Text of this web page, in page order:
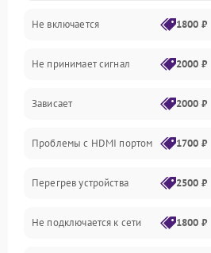
Программное обеспечение
ПО
Оптика
Механические повреждения
Управление
Не включается 1800 ₽
Не принимает сигнал 2000 ₽
Зависает 2000 ₽
Проблемы с HDMI портом 1700 ₽
Перегрев устройства 2500 ₽
Не подключается к сети 1800 ₽